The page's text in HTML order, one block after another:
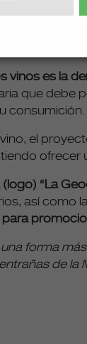
de
en uno
es la
que
consumición.
el
ofrecer
“La
así como
para
forma
de